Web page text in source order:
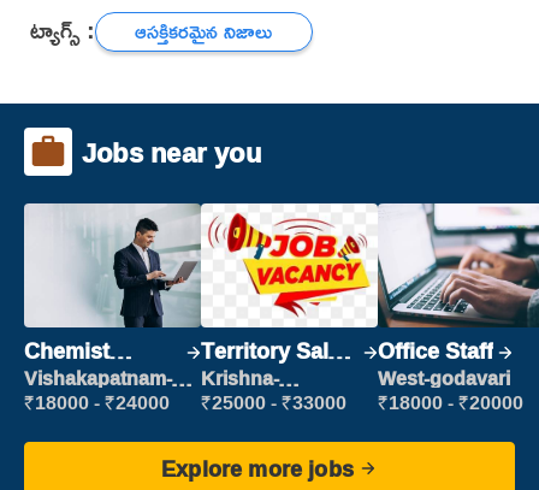
ట్యాగ్స్ : ఆసక్తికరమైన నిజాలు
Jobs near you
Chemist
Production
Executive
Vishakapatnam-
new
₹18000 - ₹24000
Territory Sales
Manager
Krishna-
vijayawada
₹25000 - ₹33000
Office Staff
West-godavari
₹18000 - ₹20000
Explore more jobs